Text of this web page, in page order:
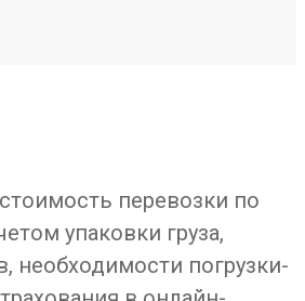
перевозки по
упаковки груза,
необходимости погрузки-